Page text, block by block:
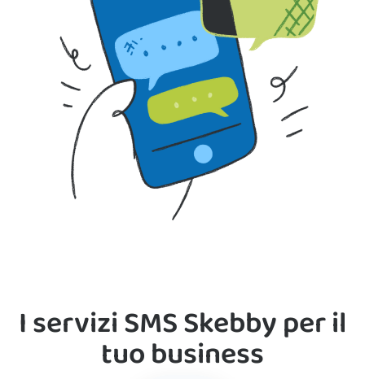
I servizi SMS Skebby per il
tuo business